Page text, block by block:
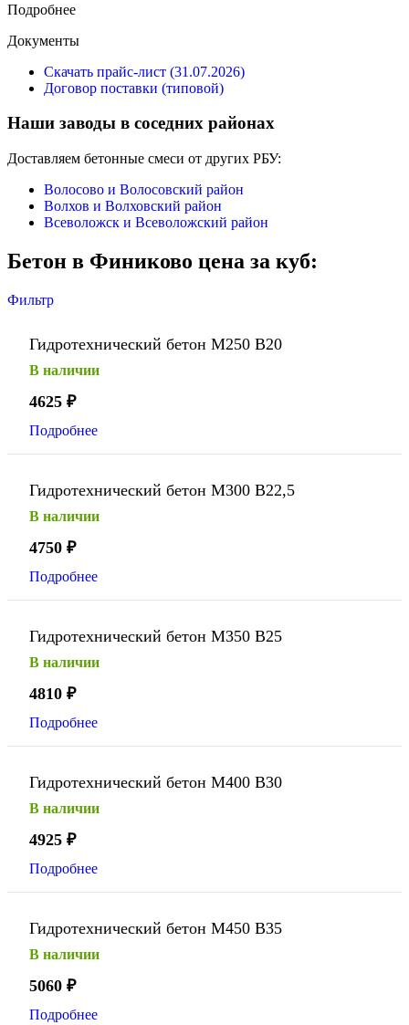
Подробнее
Документы
Скачать прайс-лист (31.07.2026)
Договор поставки (типовой)
Наши заводы в соседних районах
Доставляем бетонные смеси от других РБУ:
Волосово и Волосовский район
Волхов и Волховский район
Всеволожск и Всеволожский район
Бетон в Финиково цена за куб:
Фильтр
Гидротехнический бетон М250 В20
В наличии
4625 ₽
Подробнее
Гидротехнический бетон М300 В22,5
В наличии
4750 ₽
Подробнее
Гидротехнический бетон М350 В25
В наличии
4810 ₽
Подробнее
Гидротехнический бетон М400 В30
В наличии
4925 ₽
Подробнее
Гидротехнический бетон М450 В35
В наличии
5060 ₽
Подробнее